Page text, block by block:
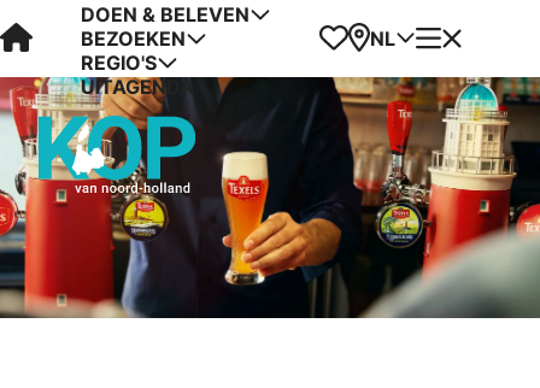
Visit Kop van Holland
DOEN & BELEVEN
BEZOEKEN
REGIO'S
UITAGENDA
Favorieten
Kaart
NL Menu